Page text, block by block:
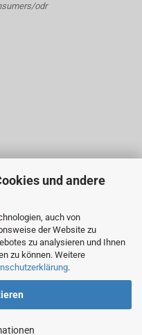
und andere
auch von
der Website zu
zu analysieren und Ihnen
zu können. Weitere
.
odr